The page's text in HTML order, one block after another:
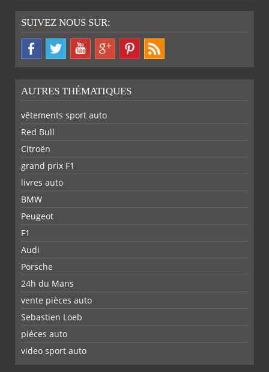
SUIVEZ NOUS SUR:
FACEBOOKTWITTER
AUTRES THÉMATIQUES
vêtements sport auto
Red Bull
Citroën
grand prix F1
livres auto
BMW
Peugeot
F1
Audi
Porsche
24h du Mans
vente pièces auto
Sebastien Loeb
piéces auto
video sport auto